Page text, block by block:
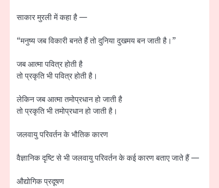
साकार मुरली में कहा है —
“मनुष्य जब विकारी बनते हैं तो दुनिया दुखमय बन जाती है।”
जब आत्मा पवित्र होती है
तो प्रकृति भी पवित्र होती है।
लेकिन जब आत्मा तमोप्रधान हो जाती है
तो प्रकृति भी तमोप्रधान हो जाती है।
जलवायु परिवर्तन के भौतिक कारण
वैज्ञानिक दृष्टि से भी जलवायु परिवर्तन के कई कारण बताए जाते हैं —
औद्योगिक प्रदूषण